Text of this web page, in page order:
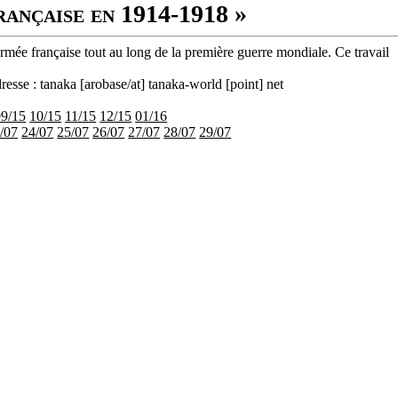
en 1914-1918 »
française tout au long de la première guerre mondiale. Ce travail
: tanaka [arobase/at] tanaka-world [point] net
15 10/15 11/15 12/15 01/16
07 24/07 25/07 26/07 27/07 28/07 29/07